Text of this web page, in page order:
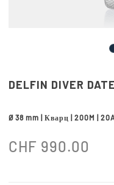
DELFIN DIVER
Ø 38 mm | Кварц | 200M |
CHF 990.00